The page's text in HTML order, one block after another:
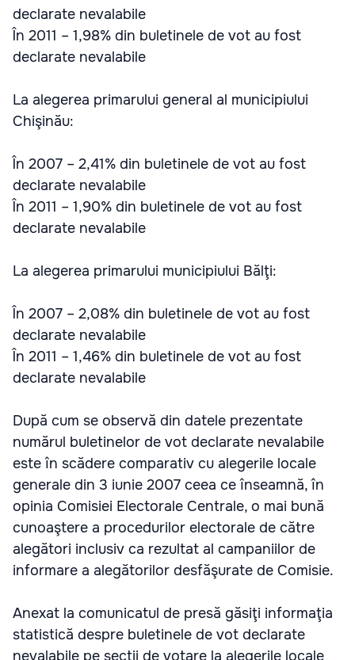
declarate nevalabile
În 2011 – 1,98% din buletinele de vot au fost
declarate nevalabile
La alegerea primarului general al municipiului
Chişinău:
În 2007 – 2,41% din buletinele de vot au fost
declarate nevalabile
În 2011 – 1,90% din buletinele de vot au fost
declarate nevalabile
La alegerea primarului municipiului Bălţi:
În 2007 – 2,08% din buletinele de vot au fost
declarate nevalabile
În 2011 – 1,46% din buletinele de vot au fost
declarate nevalabile
După cum se observă din datele prezentate
numărul buletinelor de vot declarate nevalabile
este în scădere comparativ cu alegerile locale
generale din 3 iunie 2007 ceea ce înseamnă, în
opinia Comisiei Electorale Centrale, o mai bună
cunoaştere a procedurilor electorale de către
alegători inclusiv ca rezultat al campaniilor de
informare a alegătorilor desfăşurate de Comisie.
Anexat la comunicatul de presă găsiţi informaţia
statistică despre buletinele de vot declarate
nevalabile pe secţii de votare la alegerile locale